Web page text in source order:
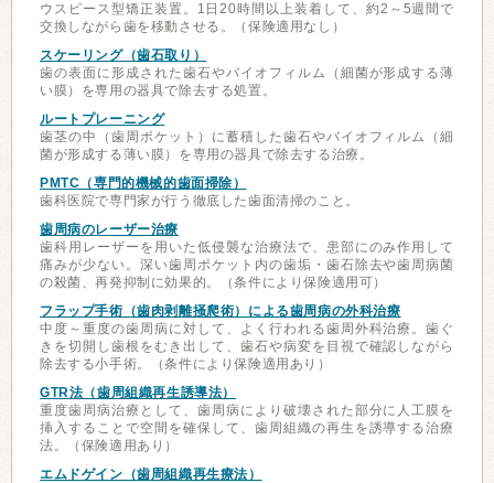
ウスピース型矯正装置。1日20時間以上装着して、約2～5週間で
交換しながら歯を移動させる。（保険適用なし）
スケーリング（歯石取り）
歯の表面に形成された歯石やバイオフィルム（細菌が形成する薄
い膜）を専用の器具で除去する処置。
ルートプレーニング
歯茎の中（歯周ポケット）に蓄積した歯石やバイオフィルム（細
菌が形成する薄い膜）を専用の器具で除去する治療。
PMTC（専門的機械的歯面掃除）
歯科医院で専門家が行う徹底した歯面清掃のこと。
歯周病のレーザー治療
歯科用レーザーを用いた低侵襲な治療法で、患部にのみ作用して
痛みが少ない。深い歯周ポケット内の歯垢・歯石除去や歯周病菌
の殺菌、再発抑制に効果的。（条件により保険適用可）
フラップ手術（歯肉剥離掻爬術）による歯周病の外科治療
中度～重度の歯周病に対して、よく行われる歯周外科治療。歯ぐ
きを切開し歯根をむき出して、歯石や病変を目視で確認しながら
除去する小手術。（条件により保険適用あり）
GTR法（歯周組織再生誘導法）
重度歯周病治療として、歯周病により破壊された部分に人工膜を
挿入することで空間を確保して、歯周組織の再生を誘導する治療
法。（保険適用あり）
エムドゲイン（歯周組織再生療法）